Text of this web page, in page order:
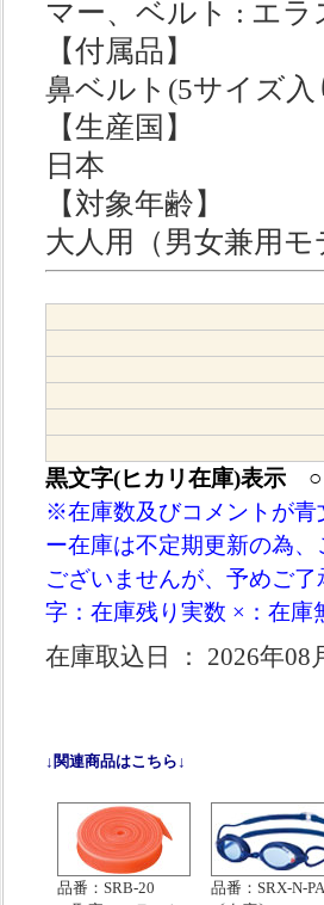
マー、ベルト : エラ
【付属品】
鼻ベルト(5サイズ
【生産国】
日本
【対象年齢】
大人用（男女兼用モ
黒文字(ヒカリ在庫)表示
※在庫数及びコメントが青
ー在庫は不定期更新の為
ございませんが、予めご
字：在庫残り実数 ×：在庫
在庫取込日 ： 2026年08
↓関連商品はこちら↓
品番：SRB-20
品番：SRX-N-